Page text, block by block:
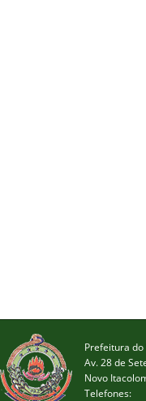
Prefeitura
Av. 28 de
Novo
Telefones: